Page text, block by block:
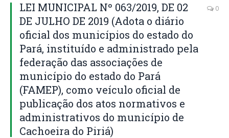
LEI MUNICIPAL Nº 063/2019, DE 02
DE JULHO DE 2019 (Adota o diário
oficial dos municípios do estado do
Pará, instituído e administrado pela
federação das associações de
município do estado do Pará
(FAMEP), como veículo oficial de
publicação dos atos normativos e
administrativos do município de
Cachoeira do Piriá)
0